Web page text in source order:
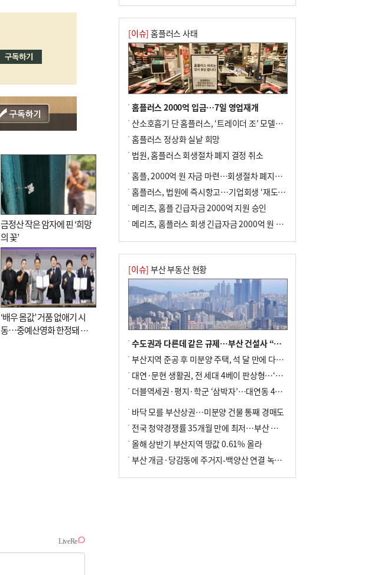
금정산 작은 암자에 핀 ‘희망
의 꽃’
‘배우 몸값’ 거품 없애기 시
동…중예산영화 한정돼 실
10 교육혁신선도지 공모 코앞인데…구·군 난
색에 교육청 ‘쩔쩔’
[이슈] 홈플러스 사태
홈플러스 2000억 입금…7일 영업재개
산소호흡기 단 홈플러스, ‘트레이더 조’ 모델로 살아날까
홈플러스 정상화 실낱 희망
법원, 홈플러스 회생절차 폐지 결정 취소
홈플, 2000억 원 자금 마련…회생절차 폐지에 즉시항고(종합)
홈플러스, 법원에 즉시항고…기업회생 ‘재도전’
메리츠, 홈플 긴급자금 2000억 지원 승인
메리츠, 홈플러스 회생 긴급자금 2000억 원 지원 승인
[이슈] 부산 부동산 현황
수도권과 다른데 같은 규제…부산 건설사 “쓰러지기 직전”
부산지역 준공 후 미분양 주택, 석 달 만에 다시 3000가구 넘어서
대연·문현 생활권, 전 세대 4베이 판상형…‘더샵 트리센트’ 내달 분양
더블역세권·평지·학군 ‘삼박자’…대연동 42층 브랜드 단지
바닥 모를 부산상권…미분양 건물 통째 경매도
전국 청약경쟁률 35개월 만에 최저…부산 미분양 ‘적체’ 심화
올해 상반기 부산지역 땅값 0.61% 올라
부산 개금·당감동에 주거지-백양산 연결 녹지 조성